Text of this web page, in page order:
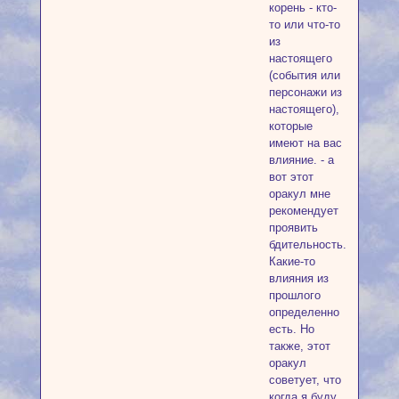
корень - кто-
то или что-то
из
настоящего
(события или
персонажи из
настоящего),
которые
имеют на вас
влияние. - а
вот этот
оракул мне
рекомендует
проявить
бдительность.
Какие-то
влияния из
прошлого
определенно
есть. Но
также, этот
оракул
советует, что